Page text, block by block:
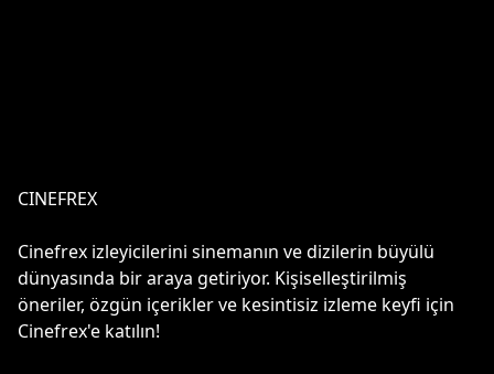
CINEFREX
Cinefrex izleyicilerini sinemanın ve dizilerin büyülü
dünyasında bir araya getiriyor. Kişiselleştirilmiş
öneriler, özgün içerikler ve kesintisiz izleme keyfi için
Cinefrex'e katılın!